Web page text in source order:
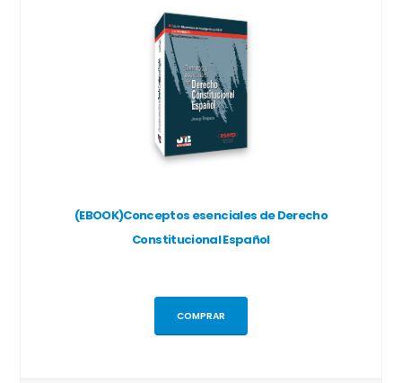
(EBOOK)Conceptos esenciales de Derecho
Constitucional Español
COMPRAR